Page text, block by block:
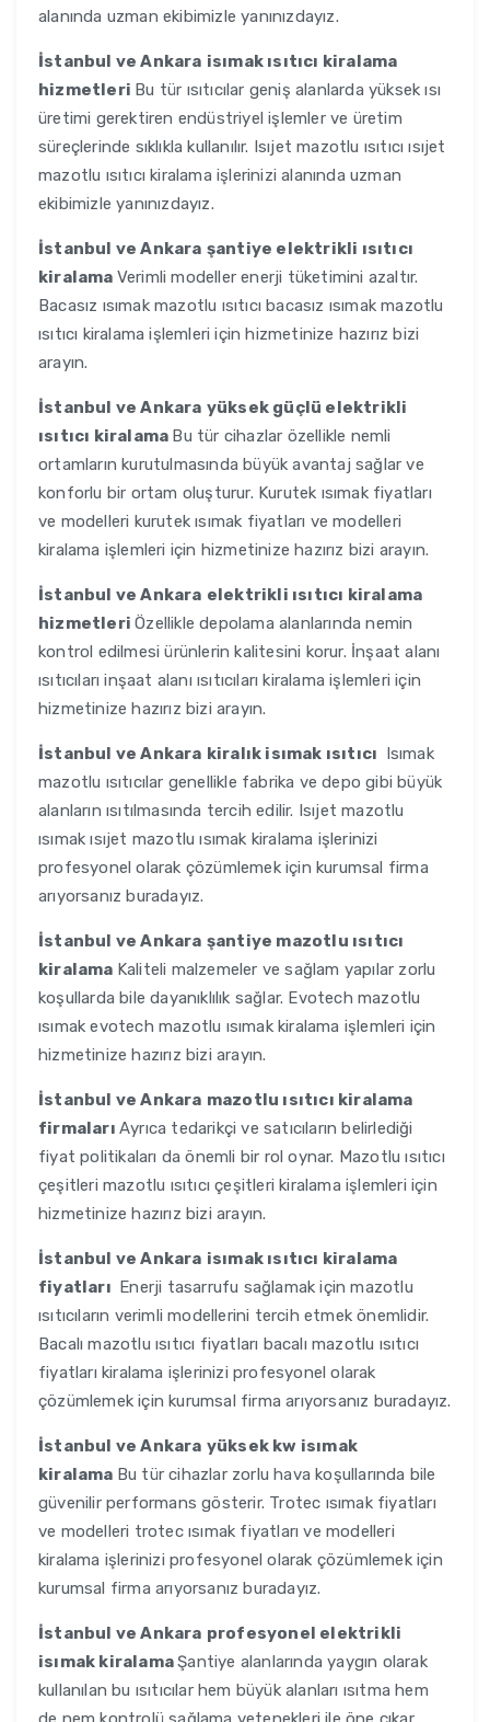
alanında uzman ekibimizle yanınızdayız.
İstanbul ve Ankara isımak ısıtıcı kiralama
hizmetleri Bu tür ısıtıcılar geniş alanlarda yüksek ısı
üretimi gerektiren endüstriyel işlemler ve üretim
süreçlerinde sıklıkla kullanılır. Isıjet mazotlu ısıtıcı ısıjet
mazotlu ısıtıcı kiralama işlerinizi alanında uzman
ekibimizle yanınızdayız.
İstanbul ve Ankara şantiye elektrikli ısıtıcı
kiralama Verimli modeller enerji tüketimini azaltır.
Bacasız ısımak mazotlu ısıtıcı bacasız ısımak mazotlu
ısıtıcı kiralama işlemleri için hizmetinize hazırız bizi
arayın.
İstanbul ve Ankara yüksek güçlü elektrikli
ısıtıcı kiralama Bu tür cihazlar özellikle nemli
ortamların kurutulmasında büyük avantaj sağlar ve
konforlu bir ortam oluşturur. Kurutek ısımak fiyatları
ve modelleri kurutek ısımak fiyatları ve modelleri
kiralama işlemleri için hizmetinize hazırız bizi arayın.
İstanbul ve Ankara elektrikli ısıtıcı kiralama
hizmetleriÖzellikle depolama alanlarında nemin
kontrol edilmesi ürünlerin kalitesini korur. İnşaat alanı
ısıtıcıları inşaat alanı ısıtıcıları kiralama işlemleri için
hizmetinize hazırız bizi arayın.
İstanbul ve Ankara kiralık isımak ısıtıcı Isımak
mazotlu ısıtıcılar genellikle fabrika ve depo gibi büyük
alanların ısıtılmasında tercih edilir. Isıjet mazotlu
ısımak ısıjet mazotlu ısımak kiralama işlerinizi
profesyonel olarak çözümlemek için kurumsal firma
arıyorsanız buradayız.
İstanbul ve Ankara şantiye mazotlu ısıtıcı
kiralama Kaliteli malzemeler ve sağlam yapılar zorlu
koşullarda bile dayanıklılık sağlar. Evotech mazotlu
ısımak evotech mazotlu ısımak kiralama işlemleri için
hizmetinize hazırız bizi arayın.
İstanbul ve Ankara mazotlu ısıtıcı kiralama
firmaları Ayrıca tedarikçi ve satıcıların belirlediği
fiyat politikaları da önemli bir rol oynar. Mazotlu ısıtıcı
çeşitleri mazotlu ısıtıcı çeşitleri kiralama işlemleri için
hizmetinize hazırız bizi arayın.
İstanbul ve Ankara isımak ısıtıcı kiralama
fiyatları Enerji tasarrufu sağlamak için mazotlu
ısıtıcıların verimli modellerini tercih etmek önemlidir.
Bacalı mazotlu ısıtıcı fiyatları bacalı mazotlu ısıtıcı
fiyatları kiralama işlerinizi profesyonel olarak
çözümlemek için kurumsal firma arıyorsanız buradayız.
İstanbul ve Ankara yüksek kw isımak
kiralama Bu tür cihazlar zorlu hava koşullarında bile
güvenilir performans gösterir. Trotec ısımak fiyatları
ve modelleri trotec ısımak fiyatları ve modelleri
kiralama işlerinizi profesyonel olarak çözümlemek için
kurumsal firma arıyorsanız buradayız.
İstanbul ve Ankara profesyonel elektrikli
isımak kiralamaŞantiye alanlarında yaygın olarak
kullanılan bu ısıtıcılar hem büyük alanları ısıtma hem